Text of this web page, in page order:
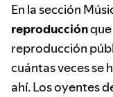
En la sección
reproducción
reproducción
cuántas veces se
ahí. Los oyentes